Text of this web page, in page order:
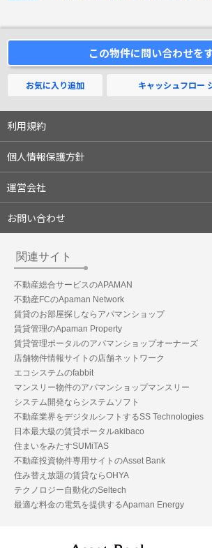
この物件に問い合わせを
お気に入り追加 キャッシュフロー
利用規約
個人情報保護方針
運営会社
お問い合わせ
関連サイト
不動産総合サービスのAPAMAN
不動産FCのApaman Network
賃貸のお部屋探しならアパマンショップ
賃貸管理のApaman Property
賃貸管理ポータルのアパマンショップオーナーズ
店舗物件情報サイトの店舗ネットワーク
エコシステムのfabbit
マンスリー物件のアパマンショップマンスリー
システム開発ならシステムソフト
不動産業界をデジタルシフトするSS Technologies
日本最大級の賃貸ポータルakibaco
住まいをみたすSUMiTAS
不動産投資物件専用サイトのAsset Bank
住み替え放題の賃貸ならOHYA
テクノロジー自動化のSeltech
最適な料金の電気を提供するApaman Energy